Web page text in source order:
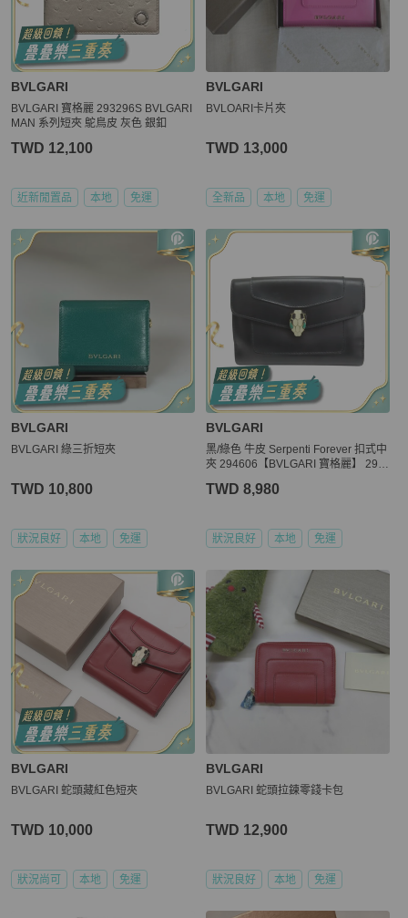
BVLGARI
BVLGARI 寶格麗 293296S BVLGARI
MAN 系列短夾 鴕鳥皮 灰色 銀釦
TWD 12,100
近新閒置品 本地 免運
BVLGARI
BVLOARI卡片夾
TWD 13,000
全新品 本地 免運
BVLGARI
BVLGARI 綠三折短夾
TWD 10,800
狀況良好 本地 免運
BVLGARI
黑/綠色 牛皮 Serpenti Forever 扣式中
夾 294606【BVLGARI 寶格麗】 294
TWD 8,980
狀況良好 本地 免運
BVLGARI
BVLGARI 蛇頭藏紅色短夾
TWD 10,000
狀況尚可 本地 免運
BVLGARI
BVLGARI 蛇頭拉鍊零錢卡包
TWD 12,900
狀況良好 本地 免運